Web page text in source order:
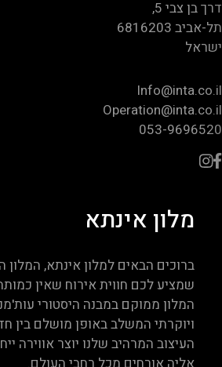
דרך בן צבי 5,
תל-אביב 6816203
ישראל
Info@inta.co.il
Operation@inta.co.il
053-9696520
מלון אינתא
ברוכים הבאים למלון אינתא, המלון
שמציע לכם חווית אירוח שאין
המלון ממוקם במבנה היסטורי
ויוקרתי המשלב באופן מושלם בין
העיצוב המרהיב שלנו יוצר אווירה